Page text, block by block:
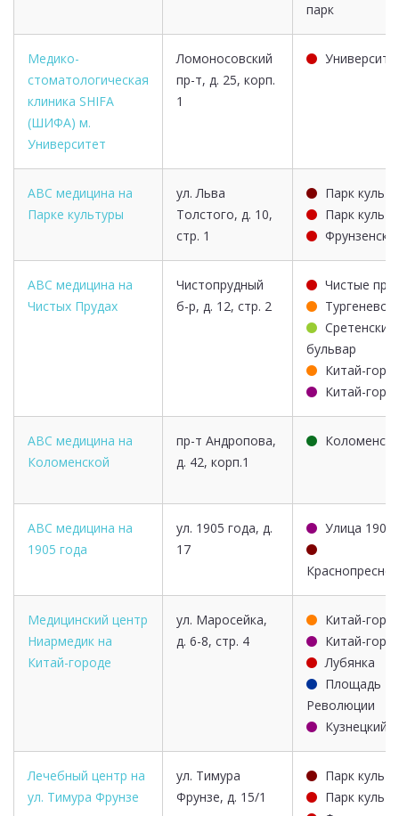
парк
Медико-
стоматологическая
клиника SHIFA
(ШИФА) м.
Университет
Ломоносовский
пр-т, д. 25, корп.
1
ABC медицина на
Парке культуры
ул. Льва
Толстого, д. 10,
стр. 1
Парк
Парк
ABC медицина на
Чистых Прудах
Чистопрудный
б-р, д. 12, стр. 2
Чистые
Сретенский
бульвар
Китай-
Китай-
ABC медицина на
Коломенской
пр-т Андропова,
д. 42, корп.1
ABC медицина на
1905 года
ул. 1905 года, д.
17
Улица 1905
Медицинский центр
Ниармедик на
Китай-городе
ул. Маросейка,
д. 6-8, стр. 4
Китай-
Китай-
Лубянка
Площадь
Революции
Кузнецкий
Лечебный центр на
ул. Тимура Фрунзе
ул. Тимура
Фрунзе, д. 15/1
Парк
Парк